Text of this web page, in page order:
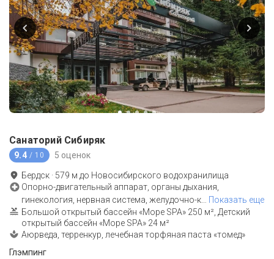
Санаторий Сибиряк
9.4 / 10 5 оценок
Бердск · 579 м до Новосибирского водохранилища
Опорно-двигательный аппарат, органы дыхания,
гинекология, нервная система, желудочно-к… Показать еще
Большой открытый бассейн «Море SPA» 250 м², Детский
открытый бассейн «Море SPA» 24 м²
Аюрведа, терренкур, лечебная торфяная паста «томед»
Глэмпинг